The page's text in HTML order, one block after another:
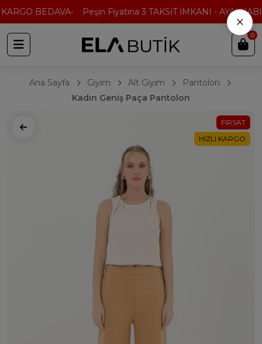
BEDAVA Peşin Fiyatına 3 TAKSİT İMKANI -
0
Ana Sayfa Giyim Alt Giyim
Pantolon
Kadın Geniş Paça Pantolon
FIRSAT
HIZLI KARGO
×